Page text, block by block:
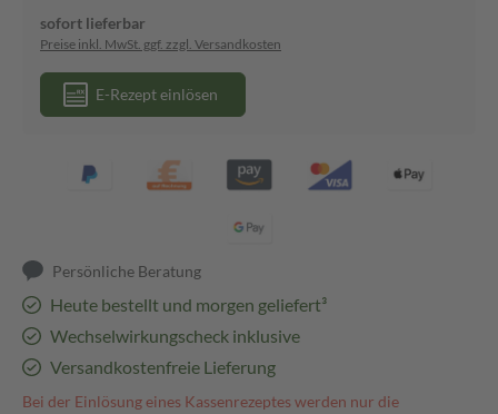
sofort lieferbar
Preise inkl. MwSt. ggf. zzgl. Versandkosten
E-Rezept einlösen
Persönliche Beratung
Heute bestellt und morgen geliefert³
Wechselwirkungscheck inklusive
Versandkostenfreie Lieferung
Bei der Einlösung eines Kassenrezeptes werden nur die